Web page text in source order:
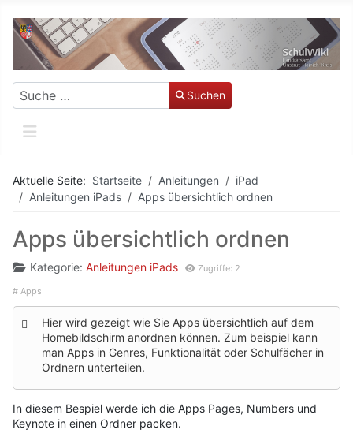
Suchen Suchen
Aktuelle Seite: Startseite Anleitungen
iPad
Anleitungen iPads
Apps übersichtlich ordnen
Apps übersichtlich ordnen
Kategorie: Anleitungen iPads Zugriffe: 2
Apps
Hier wird gezeigt wie Sie Apps übersichtlich auf dem
Homebildschirm anordnen können. Zum beispiel kann
man Apps in Genres, Funktionalität oder Schulfächer in
Ordnern unterteilen.
In diesem Bespiel werde ich die Apps Pages, Numbers und
Keynote in einen Ordner packen.